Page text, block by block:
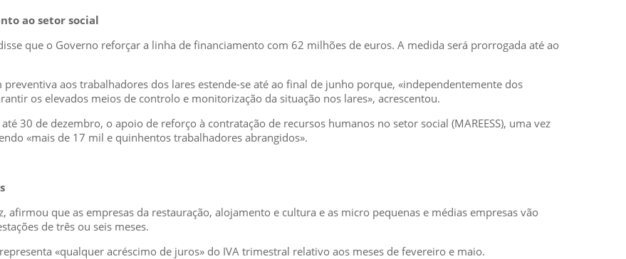
ao setor social
que o Governo reforçar a linha de financiamento com 62 milhões de euros. A medida será prorrogada até ao
aos trabalhadores dos lares estende-se até ao final de junho porque, «independentemente dos
os elevados meios de controlo e monitorização da situação nos lares», acrescentou.
30 de dezembro, o apoio de reforço à contratação de recursos humanos no setor social (MAREESS), uma vez
«mais de 17 mil e quinhentos trabalhadores abrangidos».
afirmou que as empresas da restauração, alojamento e cultura e as micro pequenas e médias empresas vão
de três ou seis meses.
«qualquer acréscimo de juros» do IVA trimestral relativo aos meses de fevereiro e maio.